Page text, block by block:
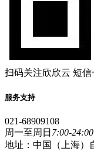
扫码关注欣欣云 短信
服务支持
021-68909108
周一至周日 7:00-24:00
地址：中国（上海）